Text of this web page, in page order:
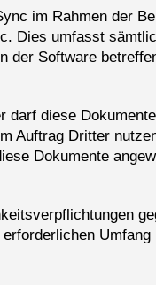
im Rahmen der
Dies umfasst
der Software
diese
Auftrag Dritter
Dokumente